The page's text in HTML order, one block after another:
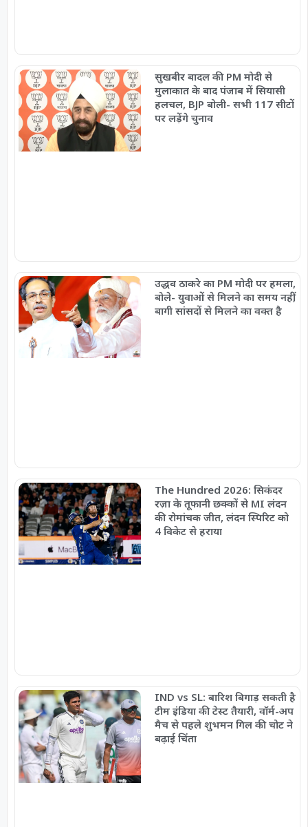
सुखबीर बादल की PM मोदी से
मुलाकात के बाद पंजाब में सियासी
हलचल, BJP बोली- सभी 117 सीटों
पर लड़ेंगे चुनाव
उद्धव ठाकरे का PM मोदी पर हमला,
बोले- युवाओं से मिलने का समय नहीं,
बागी सांसदों से मिलने का वक्त है
The Hundred 2026: सिकंदर
रज़ा के तूफानी छक्कों से MI लंदन
की रोमांचक जीत, लंदन स्पिरिट को
4 विकेट से हराया
IND vs SL: बारिश बिगाड़ सकती है
टीम इंडिया की टेस्ट तैयारी, वॉर्म-अप
मैच से पहले शुभमन गिल की चोट ने
बढ़ाई चिंता